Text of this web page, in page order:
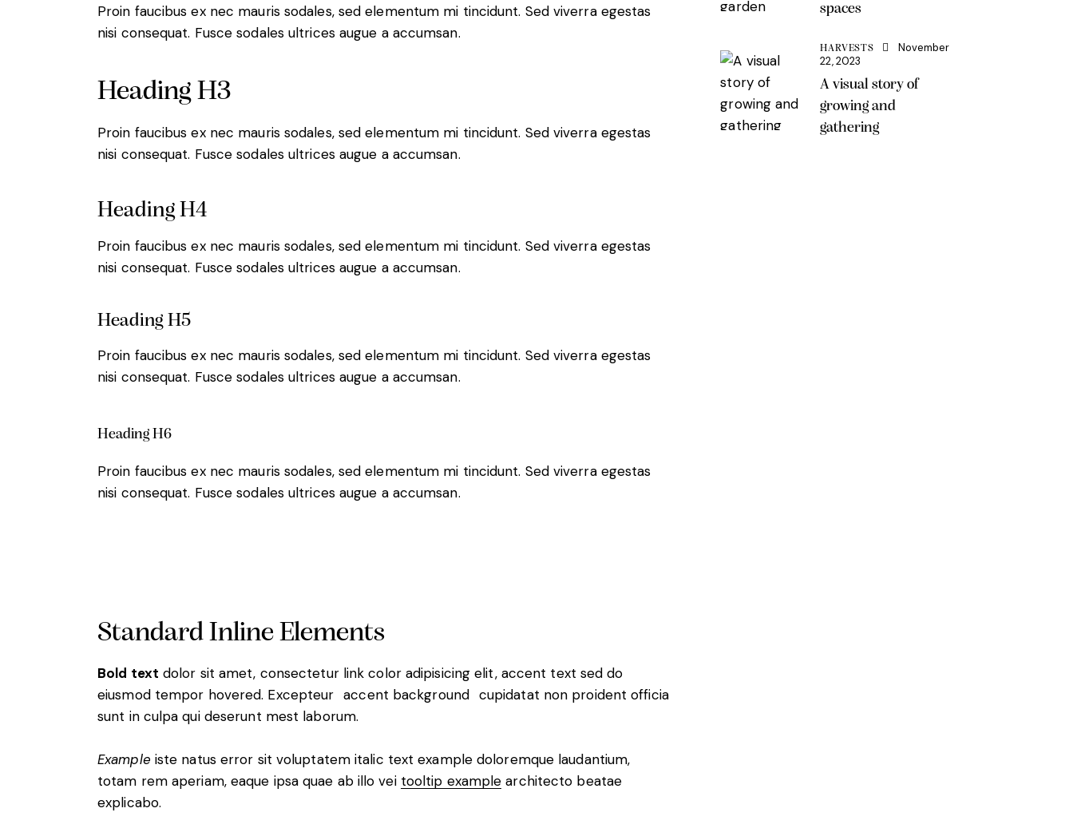
Proin faucibus ex nec mauris sodales, sed elementum mi tincidunt. Sed viverra egestas
nisi consequat. Fusce sodales ultrices augue a accumsan.
Heading H3
Proin faucibus ex nec mauris sodales, sed elementum mi tincidunt. Sed viverra egestas
nisi consequat. Fusce sodales ultrices augue a accumsan.
Heading H4
Proin faucibus ex nec mauris sodales, sed elementum mi tincidunt. Sed viverra egestas
nisi consequat. Fusce sodales ultrices augue a accumsan.
Heading H5
Proin faucibus ex nec mauris sodales, sed elementum mi tincidunt. Sed viverra egestas
nisi consequat. Fusce sodales ultrices augue a accumsan.
Heading H6
Proin faucibus ex nec mauris sodales, sed elementum mi tincidunt. Sed viverra egestas
nisi consequat. Fusce sodales ultrices augue a accumsan.
Standard Inline Elements
Bold text dolor sit amet, consectetur link coloradipisicing elit, accent text sed do
eiusmod tempor hovered. Excepteur accent background cupidatat non proident officia
sunt in culpa qui deserunt mest laborum.
Example iste natus error sit voluptatem italic text example doloremque laudantium,
totam rem aperiam, eaque ipsa quae ab illo vei tooltip example architecto beatae
explicabo.
spaces
HARVESTS
November
22, 2023
A visual story of
growing and
gathering